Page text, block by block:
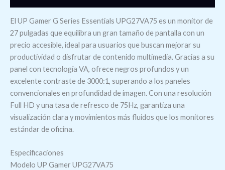
El UP Gamer G Series Essentials UPG27VA75 es un monitor de
27 pulgadas que equilibra un gran tamaño de pantalla con un
precio accesible, ideal para usuarios que buscan mejorar su
productividad o disfrutar de contenido multimedia. Gracias a su
panel con tecnología VA, ofrece negros profundos y un
excelente contraste de 3000:1, superando a los paneles
convencionales en profundidad de imagen. Con una resolución
Full HD y una tasa de refresco de 75Hz, garantiza una
visualización clara y movimientos más fluidos que los monitores
estándar de oficina.
Especificaciones
Modelo UP Gamer UPG27VA75